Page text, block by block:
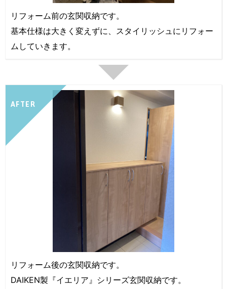
リフォーム前の玄関収納です。
基本仕様は大きく変えずに、スタイリッシュにリフォー
ムしていきます。
AFTER
リフォーム後の玄関収納です。
DAIKEN製『イエリア』シリーズ玄関収納です。